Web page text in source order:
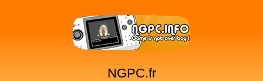
NGPC.fr